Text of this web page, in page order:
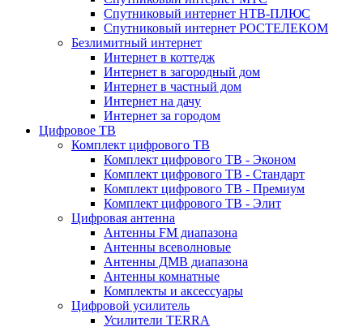
Спутниковый интернет НТВ-ПЛЮС
Спутниковый интернет РОСТЕЛЕКОМ
Безлимитный интернет
Интернет в коттедж
Интернет в загородный дом
Интернет в частный дом
Интернет на дачу
Интернет за городом
Цифровое ТВ
Комплект цифрового ТВ
Комплект цифрового ТВ - Эконом
Комплект цифрового ТВ - Стандарт
Комплект цифрового ТВ - Премиум
Комплект цифрового ТВ - Элит
Цифровая антенна
Антенны FM диапазона
Антенны всеволновые
Антенны ДМВ диапазона
Антенны комнатные
Комплекты и аксессуары
Цифровой усилитель
Усилители TERRA